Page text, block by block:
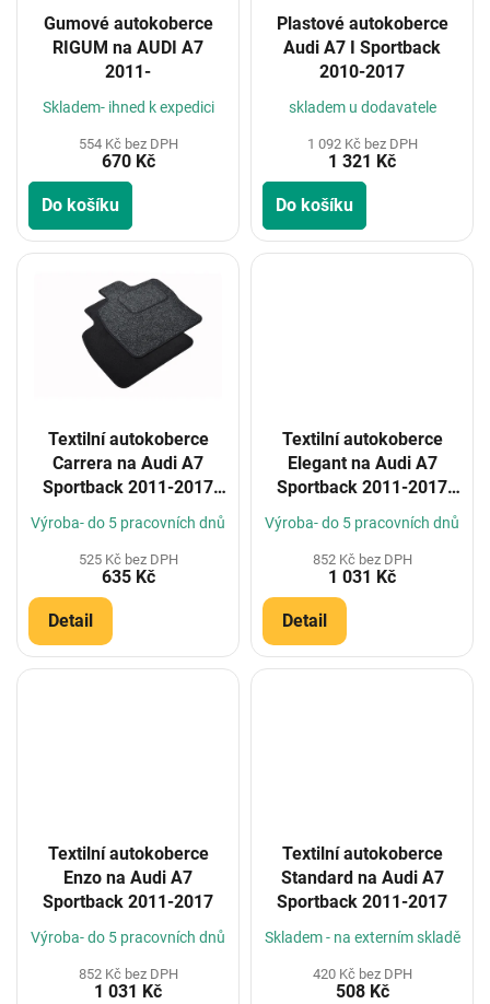
Gumové autokoberce
RIGUM na AUDI A7
2011-
Skladem- ihned k expedici
554 Kč bez DPH
670 Kč
Do košíku
Plastové autokoberce
Audi A7 I Sportback
2010-2017
skladem u dodavatele
1 092 Kč bez DPH
1 321 Kč
Do košíku
Textilní autokoberce
Carrera na Audi A7
Sportback 2011-2017
Výroba- do 5 pracovních dnů
525 Kč bez DPH
635 Kč
Detail
Textilní autokoberce
Elegant na Audi A7
Sportback 2011-2017
Výroba- do 5 pracovních dnů
852 Kč bez DPH
1 031 Kč
Detail
Textilní autokoberce
Enzo na Audi A7
Sportback 2011-2017
Výroba- do 5 pracovních dnů
852 Kč bez DPH
1 031 Kč
Textilní autokoberce
Standard na Audi A7
Sportback 2011-2017
Skladem - na externím skladě
420 Kč bez DPH
508 Kč